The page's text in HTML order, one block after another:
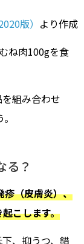
版） より作成
ね肉100gを食
組み合わせ
る？
疹（皮膚炎）、
こします。
、抑うつ、錯